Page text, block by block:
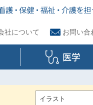
社について お問い合